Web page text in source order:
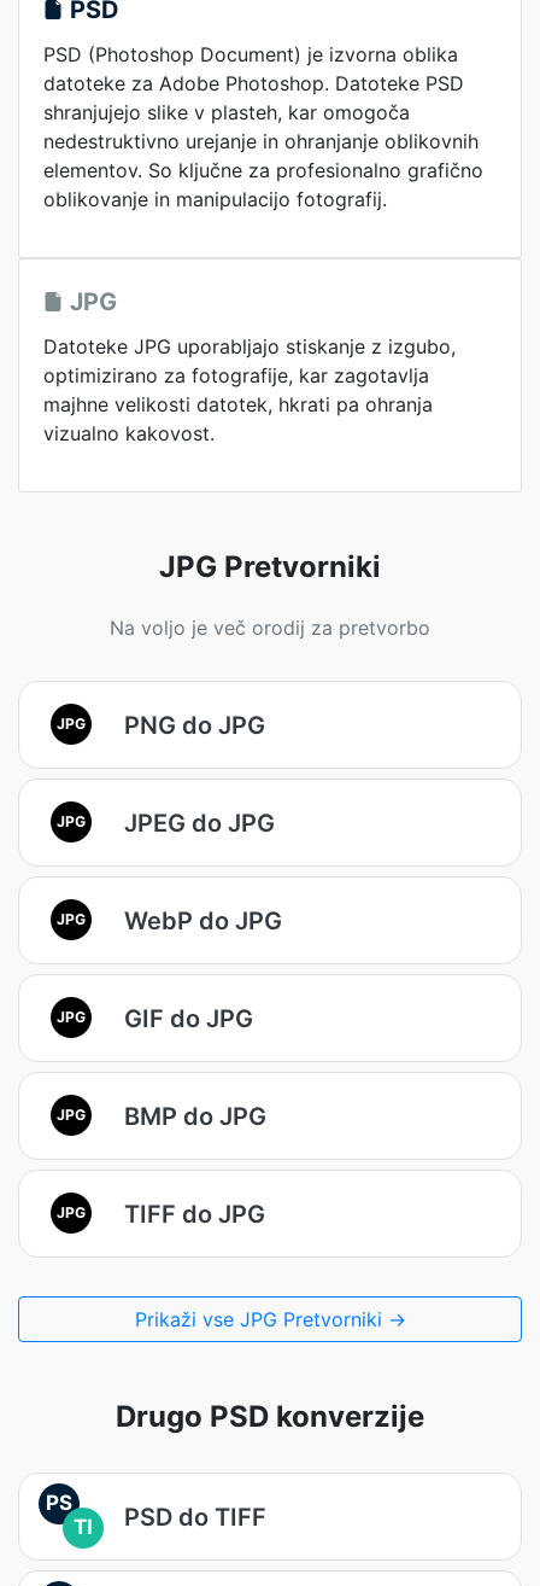
PSD
PSD (Photoshop Document) je izvorna oblika
datoteke za Adobe Photoshop. Datoteke PSD
shranjujejo slike v plasteh, kar omogoča
nedestruktivno urejanje in ohranjanje oblikovnih
elementov. So ključne za profesionalno grafično
oblikovanje in manipulacijo fotografij.
JPG
Datoteke JPG uporabljajo stiskanje z izgubo,
optimizirano za fotografije, kar zagotavlja
majhne velikosti datotek, hkrati pa ohranja
vizualno kakovost.
JPG Pretvorniki
Na voljo je več orodij za pretvorbo
JPG PNG do JPG
JPG JPEG do JPG
JPG WebP do JPG
JPG GIF do JPG
JPG BMP do JPG
JPG TIFF do JPG
Prikaži vse JPG Pretvorniki →
Drugo PSD konverzije
PS
TI
PSD do TIFF